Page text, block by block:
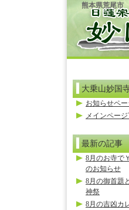
熊本県荒尾市
大乗山妙国
お知らせペ
メインペー
最新の記事
8月のお寺で
のお知らせ
8月の御首題
神祭
8月の吉凶カ